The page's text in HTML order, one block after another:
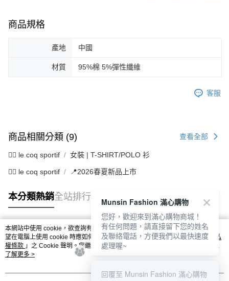
商品規格
產地 中國
材質 95%棉 5%彈性纖維
客服
商品相關分類 (9) 查看全部
🚴‍♂️ le coq sportif 女裝 | T-SHIRT/POLO 衫
🚴‍♂️ le coq sportif 📍2026春夏新品上市
本分類熱銷全站排行
熱門標籤
本網站中使用 cookie，欲查詢有關本網站使用 cookie 方式之詳情，及若您不希
望在電腦上使用 cookie 時應如何變更電腦的 cookie 設定，請參閱本網站「
隱私
權條款 」之 Cookie 聲明。您繼續使用本網站即表示您同意本公司得按本網站使
用條款之 Cookie 聲明使用 cookie。
了解更多 >
Munsin Fashion 滿心購物
您好，歡迎來到滿心購物商城！
有任何問題，請直接留下您的姓名
及聯絡電話，方便我們以最快速度
處理喔~
回覆至 Munsin Fashion 滿心購物